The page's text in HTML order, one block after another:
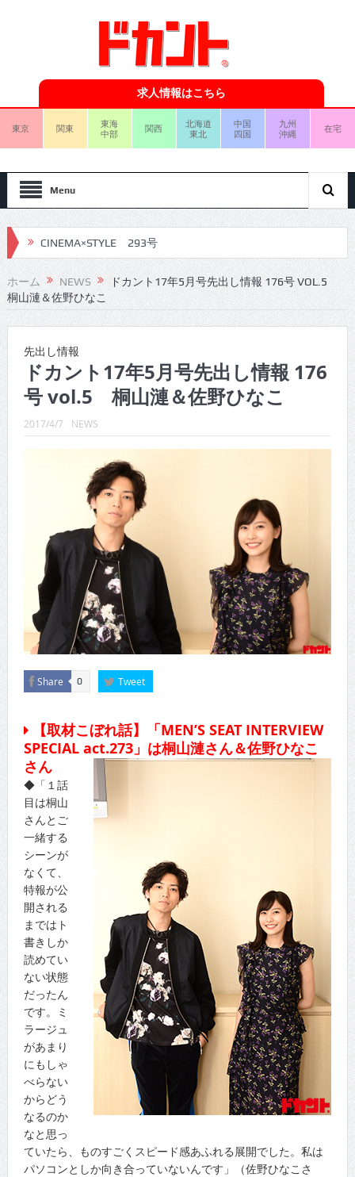
求人情報はこちら
東京 関東
東海
中部
関西
北海道
東北
中国
四国
九州
沖縄
在宅
Menu
CINEMA×STYLE 293号
CINEMA×STYLE 292号
CINEMA×STYLE 291号
CINEMA×STYLE 289号
CINEMA×STYLE 288号
CINEMA×STYLE 287号
CINEMA×STYLE 285号
CINEMA×STYLE 294号
ホーム NEWS
ドカント17年5月号先出し情報 176号 VOL.5
桐山漣＆佐野ひなこ
先出し情報
ドカント17年5月号先出し情報 176
号 vol.5 桐山漣＆佐野ひなこ
2017/4/7 NEWS
Share 0 Tweet
【取材こぼれ話】「MEN’S SEAT INTERVIEW
SPECIAL act.273」は桐山漣さん＆佐野ひなこ
さん
◆「１話
目は桐山
さんとご
一緒する
シーンが
なくて、
特報が公
開される
まではト
書きしか
読めてい
ない状態
だったん
です。ミ
ラージュ
があまり
にもしゃ
べらない
からどう
なるのか
なと思っ
ていたら、ものすごくスピード感あふれる展開でした。私は
パソコンとしか向き合っていないんです」（佐野ひなこさ